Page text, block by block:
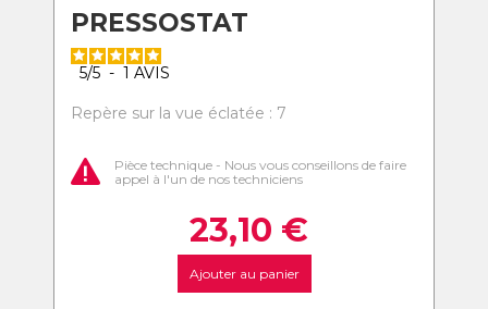
PRESSOSTAT
5/5 - 1 AVIS
Repère sur la vue éclatée : 7
Pièce technique - Nous vous conseillons de faire
appel à l'un de nos techniciens
23,10 €
Ajouter au panier